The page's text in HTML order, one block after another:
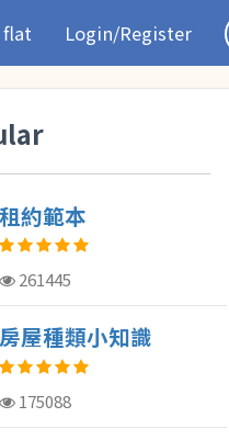
flat Login/Register
租約範本
261445
房屋種類小知識
175088